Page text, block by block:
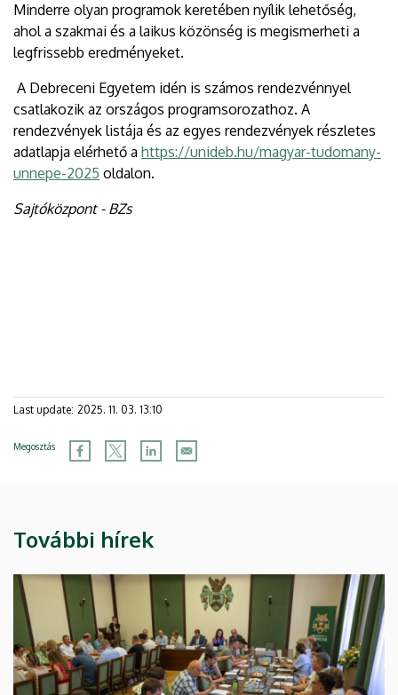
Minderre olyan programok keretében nyílik lehetőség,
ahol a szakmai és a laikus közönség is megismerheti a
legfrissebb eredményeket.
A Debreceni Egyetem idén is számos rendezvénnyel
csatlakozik az országos programsorozathoz. A
rendezvények listája és az egyes rendezvények részletes
adatlapja elérhető a https://unideb.hu/magyar-tudomany-
unnepe-2025 oldalon.
Sajtóközpont - BZs
Last update: 2025. 11. 03. 13:10
Megosztás
További hírek